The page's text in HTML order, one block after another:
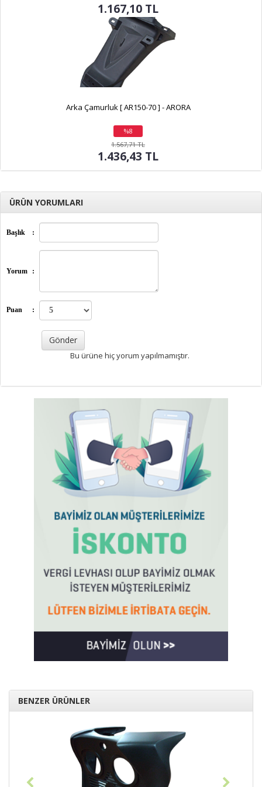
1.167,10 TL
Arka Çamurluk [ AR150-70 ] - ARORA
%8
indirim
1.567,71 TL
1.436,43 TL
ÜRÜN YORUMLARI
Başlık :
Yorum :
Puan :
Bu ürüne hiç yorum yapılmamıştır.
BENZER ÜRÜNLER